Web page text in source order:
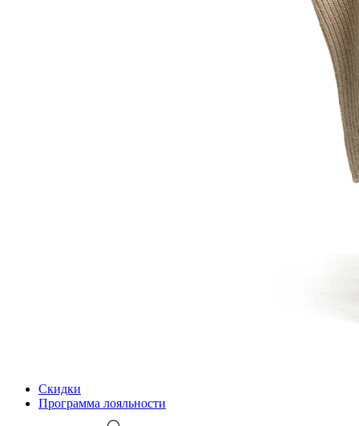
Скидки
Программа лояльности